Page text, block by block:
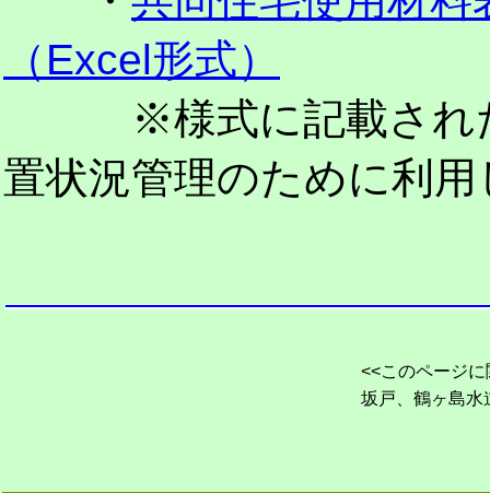
（Excel形式）
※様式に記載された
置状況管理のために利
<<このページ
坂戸、鶴ヶ島